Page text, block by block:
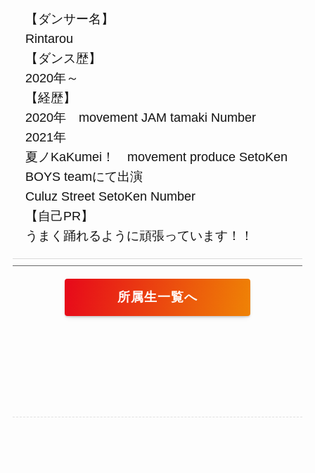
【ダンサー名】
Rintarou
【ダンス歴】
2020年～
【経歴】
2020年 movement JAM tamaki Number
2021年
夏ノKaKumei！ movement produce SetoKen
BOYS teamにて出演
Culuz Street SetoKen Number
【自己PR】
うまく踊れるように頑張っています！！
所属生一覧へ